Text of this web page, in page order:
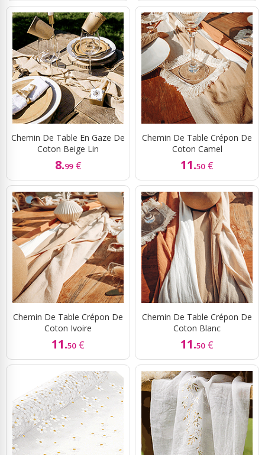
Chemin De Table En Gaze De
Coton Beige Lin
8.99 €
Chemin De Table Crépon De
Coton Camel
11.50 €
Chemin De Table Crépon De
Coton Ivoire
11.50 €
Chemin De Table Crépon De
Coton Blanc
11.50 €